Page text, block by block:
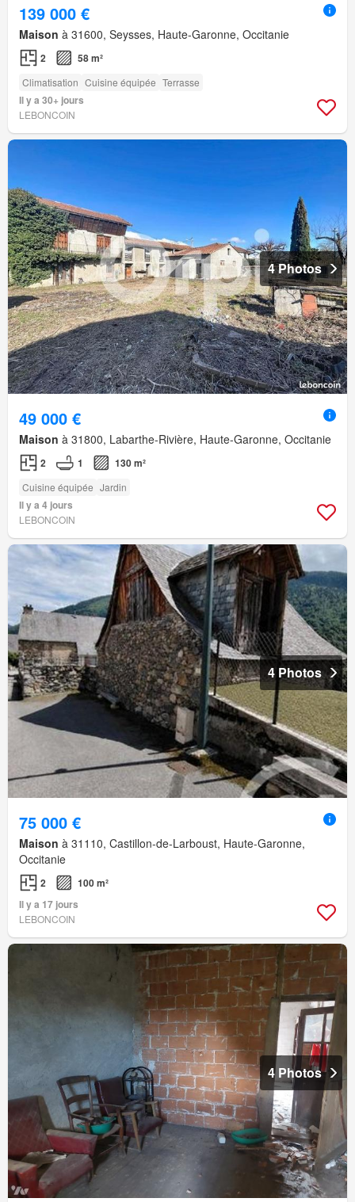
139 000 €
Maison à 31600, Seysses, Haute-Garonne, Occitanie
2 58 m²
Climatisation Cuisine équipée Terrasse
Il y a 30+ jours
LEBONCOIN
4 Photos
49 000 €
Maison à 31800, Labarthe-Rivière, Haute-Garonne, Occitanie
2 1 130 m²
Cuisine équipée Jardin
Il y a 4 jours
LEBONCOIN
4 Photos
75 000 €
Maison à 31110, Castillon-de-Larboust, Haute-Garonne,
Occitanie
2
100 m²
Il y a 17 jours
LEBONCOIN
4 Photos